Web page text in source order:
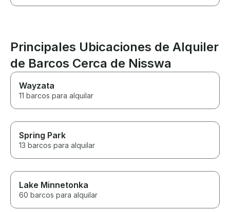
Principales Ubicaciones de Alquiler
de Barcos Cerca de Nisswa
Wayzata
11 barcos para alquilar
Spring Park
13 barcos para alquilar
Lake Minnetonka
60 barcos para alquilar